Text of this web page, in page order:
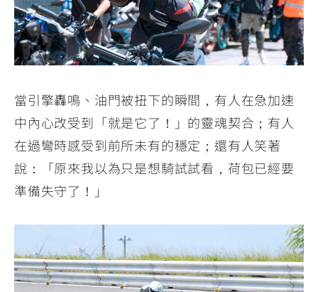
當引擎轟鳴、油門被扭下的瞬間，有人在急加速
中內心改受到「就是它了！」的靈魂契合；有人
在過彎時感受到前所未有的穩定；還有人笑著
說：「原來我以為只是想騎試試看，荷包已經要
準備失守了！」